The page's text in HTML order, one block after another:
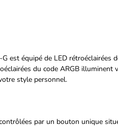
G est équipé de LED
du code ARGB illuminent
style personnel.
par un bouton unique